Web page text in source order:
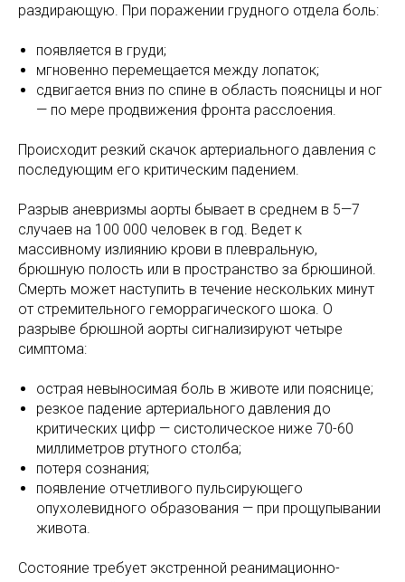
раздирающую. При поражении грудного отдела боль:
появляется в груди;
мгновенно перемещается между лопаток;
сдвигается вниз по спине в область поясницы и ног
— по мере продвижения фронта расслоения.
Происходит резкий скачок артериального давления с
последующим его критическим падением.
Разрыв аневризмы аорты бывает в среднем в 5—7
случаев на 100 000 человек в год. Ведет к
массивному излиянию крови в плевральную,
брюшную полость или в пространство за брюшиной.
Смерть может наступить в течение нескольких минут
от стремительного геморрагического шока. О
разрыве брюшной аорты сигнализируют четыре
симптома:
острая невыносимая боль в животе или пояснице;
резкое падение артериального давления до
критических цифр — систолическое ниже 70-60
миллиметров ртутного столба;
потеря сознания;
появление отчетливого пульсирующего
опухолевидного образования — при прощупывании
живота.
Состояние требует экстренной реанимационно-